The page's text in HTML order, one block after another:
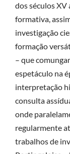
dos séculos XV
formativa,
investigação
formação
– que
espetáculo na
interpretação
consulta
onde
regularmente
trabalhos de